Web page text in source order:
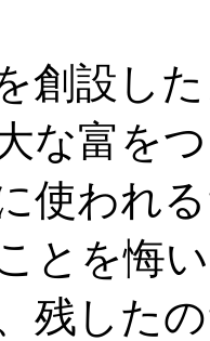
創設し
な富を
使われ
とを悔
残した